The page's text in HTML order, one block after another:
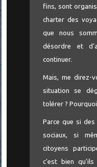
fins, sont
charter des
que nous
désordre et
continuer.
Mais, me direz-
situation se
tolérer ?
Parce que si
sociaux, si
citoyens
c'est bien